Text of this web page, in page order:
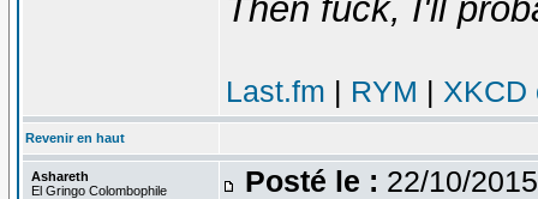
Then fuck, I'll
Last.fm | RYM | XKCD
Revenir en haut
Ashareth
El Gringo Colombophile
Posté le : 22/10/